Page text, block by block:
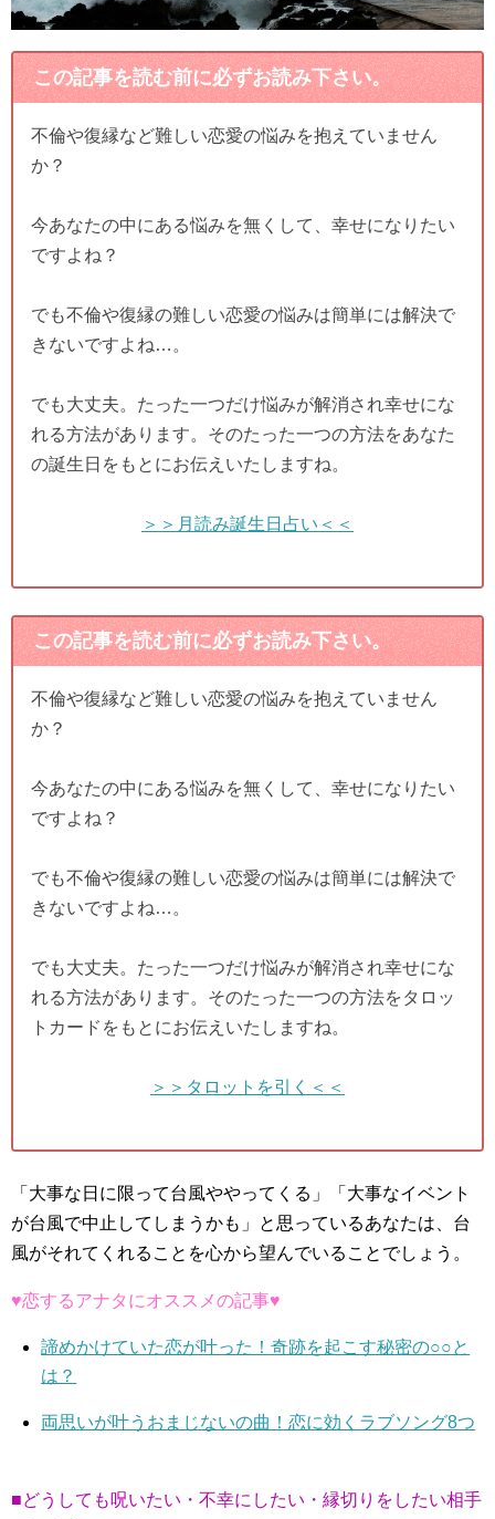
この記事を読む前に必ずお読み下さい。
不倫や復縁など難しい恋愛の悩みを抱えていません
か？
今あなたの中にある悩みを無くして、幸せになりたい
ですよね？
でも不倫や復縁の難しい恋愛の悩みは簡単には解決で
きないですよね…。
でも大丈夫。たった一つだけ悩みが解消され幸せにな
れる方法があります。そのたった一つの方法をあなた
の誕生日をもとにお伝えいたしますね。
＞＞月読み誕生日占い＜＜
この記事を読む前に必ずお読み下さい。
不倫や復縁など難しい恋愛の悩みを抱えていません
か？
今あなたの中にある悩みを無くして、幸せになりたい
ですよね？
でも不倫や復縁の難しい恋愛の悩みは簡単には解決で
きないですよね…。
でも大丈夫。たった一つだけ悩みが解消され幸せにな
れる方法があります。そのたった一つの方法をタロッ
トカードをもとにお伝えいたしますね。
＞＞タロットを引く＜＜
「大事な日に限って台風ややってくる」「大事なイベント
が台風で中止してしまうかも」と思っているあなたは、台
風がそれてくれることを心から望んでいることでしょう。
♥恋するアナタにオススメの記事♥
諦めかけていた恋が叶った！奇跡を起こす秘密の○○と
は？
両思いが叶うおまじないの曲！恋に効くラブソング8つ
■どうしても呪いたい・不幸にしたい・縁切りをしたい相手